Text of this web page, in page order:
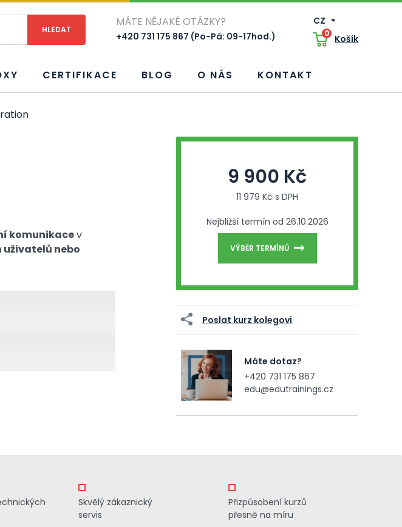
MÁTE NĚJAKÉ OTÁZKY?
+420 731 175 867 (Po-Pá: 09-17hod.)
CZ
0 Košík
CERTIFIKACE BLOG O NÁS KONTAKT
komunikacev
nebo
9 900 Kč
11 979 Kč s DPH
Nejbližší termín od 26.10.2026
VÝBĚR TERMÍNŮ
Poslat kurz kolegovi
Máte dotaz?
+420 731 175 867
edu@edutrainings.cz
Skvělý zákaznický
servis
Přizpůsobení kurzů
přesně na míru